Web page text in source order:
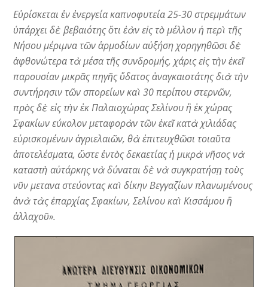
Εὑρίσκεται ἐν ἐνεργεία καπνοφυτεία 25-30 στρεμμάτων
ὑπάρχει δὲ βεβαιότης ὅτι ἐὰν εἰς τὸ μέλλον ἡ περὶ τῆς
Νήσου μέριμνα τῶν ἁρμοδίων αὐξήση χορηγηθῶσι δὲ
ἀφθονώτερα τὰ μέσα τῆς συνδρομής, χάρις εἰς τὴν ἐκεῖ
παρουσίαν μικρᾶς πηγῆς ὕδατος ἀναγκαιοτάτης διὰ τὴν
συντήρησιν τῶν σπορείων καὶ 30 περίπου στερνῶν,
πρὸς δὲ εἰς τὴν ἐκ Παλαιοχώρας Σελίνου ἢ ἐκ χώρας
Σφακίων εύκολον μεταφορὰν τῶν ἐκεῖ κατὰ χιλιάδας
εὑρισκομένων ἀγριελαιῶν, θὰ ἐπιτευχθῶσι τοιαῦτα
ἀποτελέσματα, ὥστε ἐντὸς δεκαετίας ἡ μικρὰ νῆσος νὰ
καταστὴ αὐτάρκης νὰ δύναται δὲ νὰ συγκρατήσῃ τοὺς
νῦν μετανα στεύοντας καὶ δίκην Βεγγαζίων πλανωμένους
ἀνὰ τὰς ἐπαρχίας Σφακίων, Σελίνου καὶ Κισσάμου ἢ
ἀλλαχοῦ».